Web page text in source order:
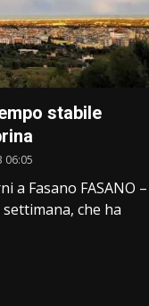
stabile
06:05
a Fasano FASANO –
che ha